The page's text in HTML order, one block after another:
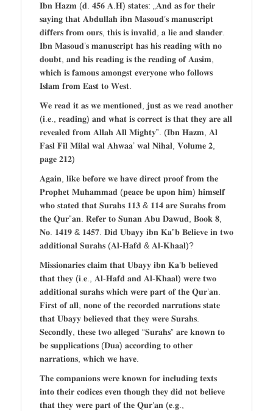
𝐈𝐛𝐧 𝐇𝐚𝐳𝐦 (𝐝. 𝟒𝟓𝟔 𝐀.𝐇) 𝐬𝐭𝐚𝐭𝐞𝐬: „𝐀𝐧𝐝 𝐚𝐬 𝐟𝐨𝐫 𝐭𝐡𝐞𝐢𝐫
𝐬𝐚𝐲𝐢𝐧𝐠 𝐭𝐡𝐚𝐭 𝐀𝐛𝐝𝐮𝐥𝐥𝐚𝐡 𝐢𝐛𝐧 𝐌𝐚𝐬𝐨𝐮𝐝’𝐬 𝐦𝐚𝐧𝐮𝐬𝐜𝐫𝐢𝐩𝐭
𝐝𝐢𝐟𝐟𝐞𝐫𝐬 𝐟𝐫𝐨𝐦 𝐨𝐮𝐫𝐬, 𝐭𝐡𝐢𝐬 𝐢𝐬 𝐢𝐧𝐯𝐚𝐥𝐢𝐝, 𝐚 𝐥𝐢𝐞 𝐚𝐧𝐝 𝐬𝐥𝐚𝐧𝐝𝐞𝐫.
𝐈𝐛𝐧 𝐌𝐚𝐬𝐨𝐮𝐝’𝐬 𝐦𝐚𝐧𝐮𝐬𝐜𝐫𝐢𝐩𝐭 𝐡𝐚𝐬 𝐡𝐢𝐬 𝐫𝐞𝐚𝐝𝐢𝐧𝐠 𝐰𝐢𝐭𝐡 𝐧𝐨
𝐝𝐨𝐮𝐛𝐭, 𝐚𝐧𝐝 𝐡𝐢𝐬 𝐫𝐞𝐚𝐝𝐢𝐧𝐠 𝐢𝐬 𝐭𝐡𝐞 𝐫𝐞𝐚𝐝𝐢𝐧𝐠 𝐨𝐟 𝐀𝐚𝐬𝐢𝐦,
𝐰𝐡𝐢𝐜𝐡 𝐢𝐬 𝐟𝐚𝐦𝐨𝐮𝐬 𝐚𝐦𝐨𝐧𝐠𝐬𝐭 𝐞𝐯𝐞𝐫𝐲𝐨𝐧𝐞 𝐰𝐡𝐨 𝐟𝐨𝐥𝐥𝐨𝐰𝐬
𝐈𝐬𝐥𝐚𝐦 𝐟𝐫𝐨𝐦 𝐄𝐚𝐬𝐭 𝐭𝐨 𝐖𝐞𝐬𝐭.
𝐖𝐞 𝐫𝐞𝐚𝐝 𝐢𝐭 𝐚𝐬 𝐰𝐞 𝐦𝐞𝐧𝐭𝐢𝐨𝐧𝐞𝐝, 𝐣𝐮𝐬𝐭 𝐚𝐬 𝐰𝐞 𝐫𝐞𝐚𝐝 𝐚𝐧𝐨𝐭𝐡𝐞𝐫
(𝐢.𝐞., 𝐫𝐞𝐚𝐝𝐢𝐧𝐠) 𝐚𝐧𝐝 𝐰𝐡𝐚𝐭 𝐢𝐬 𝐜𝐨𝐫𝐫𝐞𝐜𝐭 𝐢𝐬 𝐭𝐡𝐚𝐭 𝐭𝐡𝐞𝐲 𝐚𝐫𝐞 𝐚𝐥𝐥
𝐫𝐞𝐯𝐞𝐚𝐥𝐞𝐝 𝐟𝐫𝐨𝐦 𝐀𝐥𝐥𝐚𝐡 𝐀𝐥𝐥 𝐌𝐢𝐠𝐡𝐭𝐲‟. (𝐈𝐛𝐧 𝐇𝐚𝐳𝐦, 𝐀𝐥
𝐅𝐚𝐬𝐥 𝐅𝐢𝐥 𝐌𝐢𝐥𝐚𝐥 𝐰𝐚𝐥 𝐀𝐡𝐰𝐚𝐚’ 𝐰𝐚𝐥 𝐍𝐢𝐡𝐚𝐥, 𝐕𝐨𝐥𝐮𝐦𝐞 𝟐,
𝐩𝐚𝐠𝐞 𝟐𝟏𝟐)
𝐀𝐠𝐚𝐢𝐧, 𝐥𝐢𝐤𝐞 𝐛𝐞𝐟𝐨𝐫𝐞 𝐰𝐞 𝐡𝐚𝐯𝐞 𝐝𝐢𝐫𝐞𝐜𝐭 𝐩𝐫𝐨𝐨𝐟 𝐟𝐫𝐨𝐦 𝐭𝐡𝐞
𝐏𝐫𝐨𝐩𝐡𝐞𝐭 𝐌𝐮𝐡𝐚𝐦𝐦𝐚𝐝 (𝐩𝐞𝐚𝐜𝐞 𝐛𝐞 𝐮𝐩𝐨𝐧 𝐡𝐢𝐦) 𝐡𝐢𝐦𝐬𝐞𝐥𝐟
𝐰𝐡𝐨 𝐬𝐭𝐚𝐭𝐞𝐝 𝐭𝐡𝐚𝐭 𝐒𝐮𝐫𝐚𝐡𝐬 𝟏𝟏𝟑 & 𝟏𝟏𝟒 𝐚𝐫𝐞 𝐒𝐮𝐫𝐚𝐡𝐬 𝐟𝐫𝐨𝐦
𝐭𝐡𝐞 𝐐𝐮𝐫‟𝐚𝐧. 𝐑𝐞𝐟𝐞𝐫 𝐭𝐨 𝐒𝐮𝐧𝐚𝐧 𝐀𝐛𝐮 𝐃𝐚𝐰𝐮𝐝, 𝐁𝐨𝐨𝐤 𝟖,
𝐍𝐨. 𝟏𝟒𝟏𝟗 & 𝟏𝟒𝟓𝟕. 𝐃𝐢𝐝 𝐔𝐛𝐚𝐲𝐲 𝐢𝐛𝐧 𝐊𝐚‟𝐛 𝐁𝐞𝐥𝐢𝐞𝐯𝐞 𝐢𝐧 𝐭𝐰𝐨
𝐚𝐝𝐝𝐢𝐭𝐢𝐨𝐧𝐚𝐥 𝐒𝐮𝐫𝐚𝐡𝐬 (𝐀𝐥-𝐇𝐚𝐟𝐝 & 𝐀𝐥-𝐊𝐡𝐚𝐚𝐥)?
𝐌𝐢𝐬𝐬𝐢𝐨𝐧𝐚𝐫𝐢𝐞𝐬 𝐜𝐥𝐚𝐢𝐦 𝐭𝐡𝐚𝐭 𝐔𝐛𝐚𝐲𝐲 𝐢𝐛𝐧 𝐊𝐚’𝐛 𝐛𝐞𝐥𝐢𝐞𝐯𝐞𝐝
𝐭𝐡𝐚𝐭 𝐭𝐡𝐞𝐲 (𝐢.𝐞., 𝐀𝐥-𝐇𝐚𝐟𝐝 𝐚𝐧𝐝 𝐀𝐥-𝐊𝐡𝐚𝐚𝐥) 𝐰𝐞𝐫𝐞 𝐭𝐰𝐨
𝐚𝐝𝐝𝐢𝐭𝐢𝐨𝐧𝐚𝐥 𝐬𝐮𝐫𝐚𝐡𝐬 𝐰𝐡𝐢𝐜𝐡 𝐰𝐞𝐫𝐞 𝐩𝐚𝐫𝐭 𝐨𝐟 𝐭𝐡𝐞 𝐐𝐮𝐫’𝐚𝐧.
𝐅𝐢𝐫𝐬𝐭 𝐨𝐟 𝐚𝐥𝐥, 𝐧𝐨𝐧𝐞 𝐨𝐟 𝐭𝐡𝐞 𝐫𝐞𝐜𝐨𝐫𝐝𝐞𝐝 𝐧𝐚𝐫𝐫𝐚𝐭𝐢𝐨𝐧𝐬 𝐬𝐭𝐚𝐭𝐞
𝐭𝐡𝐚𝐭 𝐔𝐛𝐚𝐲𝐲 𝐛𝐞𝐥𝐢𝐞𝐯𝐞𝐝 𝐭𝐡𝐚𝐭 𝐭𝐡𝐞𝐲 𝐰𝐞𝐫𝐞 𝐒𝐮𝐫𝐚𝐡𝐬.
𝐒𝐞𝐜𝐨𝐧𝐝𝐥𝐲, 𝐭𝐡𝐞𝐬𝐞 𝐭𝐰𝐨 𝐚𝐥𝐥𝐞𝐠𝐞𝐝 “𝐒𝐮𝐫𝐚𝐡𝐬” 𝐚𝐫𝐞 𝐤𝐧𝐨𝐰𝐧 𝐭𝐨
𝐛𝐞 𝐬𝐮𝐩𝐩𝐥𝐢𝐜𝐚𝐭𝐢𝐨𝐧𝐬 (𝐃𝐮𝐚) 𝐚𝐜𝐜𝐨𝐫𝐝𝐢𝐧𝐠 𝐭𝐨 𝐨𝐭𝐡𝐞𝐫
𝐧𝐚𝐫𝐫𝐚𝐭𝐢𝐨𝐧𝐬, 𝐰𝐡𝐢𝐜𝐡 𝐰𝐞 𝐡𝐚𝐯𝐞.
𝐓𝐡𝐞 𝐜𝐨𝐦𝐩𝐚𝐧𝐢𝐨𝐧𝐬 𝐰𝐞𝐫𝐞 𝐤𝐧𝐨𝐰𝐧 𝐟𝐨𝐫 𝐢𝐧𝐜𝐥𝐮𝐝𝐢𝐧𝐠 𝐭𝐞𝐱𝐭𝐬
𝐢𝐧𝐭𝐨 𝐭𝐡𝐞𝐢𝐫 𝐜𝐨𝐝𝐢𝐜𝐞𝐬 𝐞𝐯𝐞𝐧 𝐭𝐡𝐨𝐮𝐠𝐡 𝐭𝐡𝐞𝐲 𝐝𝐢𝐝 𝐧𝐨𝐭 𝐛𝐞𝐥𝐢𝐞𝐯𝐞
𝐭𝐡𝐚𝐭 𝐭𝐡𝐞𝐲 𝐰𝐞𝐫𝐞 𝐩𝐚𝐫𝐭 𝐨𝐟 𝐭𝐡𝐞 𝐐𝐮𝐫’𝐚𝐧 (𝐞.𝐠.,